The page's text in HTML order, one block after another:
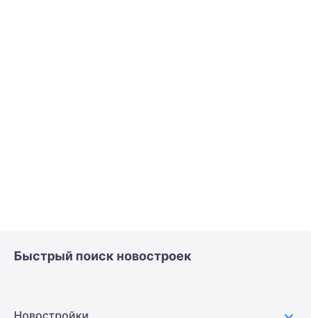
Быстрый поиск новостроек
Новостройки